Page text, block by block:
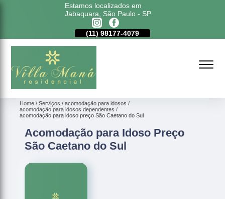
Estamos localizados em
Jabaquara, São Paulo - SP
(11) 98177-4079
Home Serviços
acomodação para idosos
acomodação para idosos dependentes
acomodação para idoso preço São Caetano do Sul
Acomodação para Idoso Preço
São Caetano do Sul